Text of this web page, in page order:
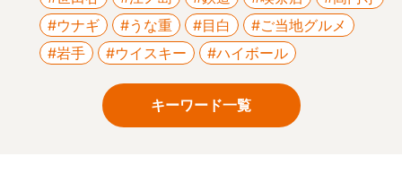
#ウナギ
#うな重 #目白
#ご当地グルメ
#岩手
#ウイスキー #ハイボール
キーワード一覧